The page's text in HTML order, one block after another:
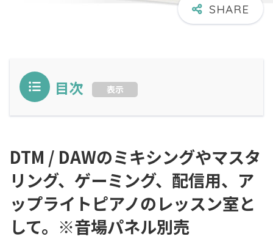
目次 表示
DTM / DAWのミキシングやマスタ
リング、ゲーミング、配信用、ア
ップライトピアノのレッスン室と
して。※音場パネル別売